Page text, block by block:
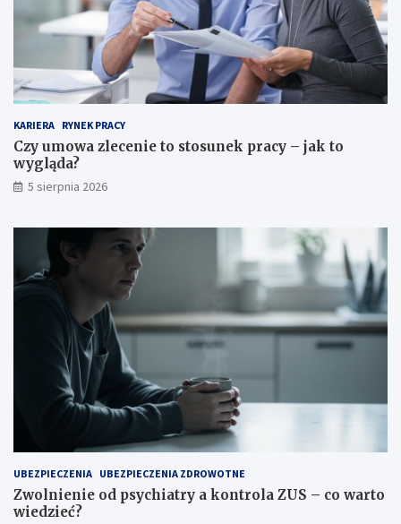
KARIERA RYNEK PRACY
Czy umowa zlecenie to stosunek pracy – jak to
wygląda?
5 sierpnia 2026
UBEZPIECZENIA UBEZPIECZENIA ZDROWOTNE
Zwolnienie od psychiatry a kontrola ZUS – co warto
wiedzieć?